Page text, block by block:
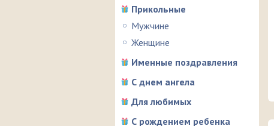
Прикольные
Мужчине
Женщине
Именные поздравления
С днем ангела
Для любимых
С рождением ребенка